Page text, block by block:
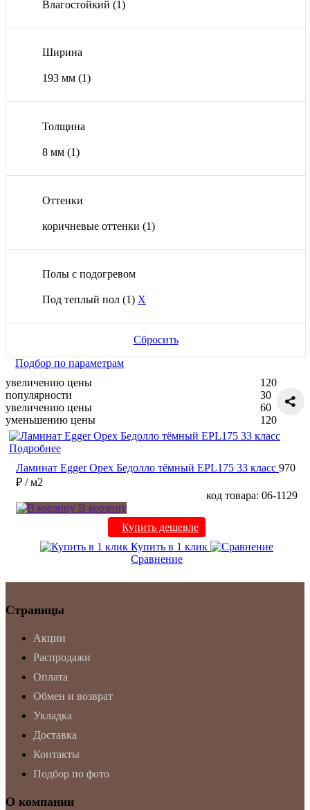
Влагостойкий (1)
Ширина
193 мм (1)
Толщина
8 мм (1)
Оттенки
коричневые оттенки (1)
Полы с подогревом
Под теплый пол (1) X
Сбросить
Подбор по параметрам
увеличению цены
популярности
увеличению цены
уменьшению цены
120
30
60
120
Подробнее
Ламинат Egger Орех Бедолло тёмный EPL175 33 класс 970
₽ / м2
код товара: 06-1129
В корзину
Купить дешевле
Купить в 1 клик
Сравнение
Страницы
Акции
Распродажи
Оплата
Обмен и возврат
Укладка
Доставка
Контакты
Подбор по фото
О компании